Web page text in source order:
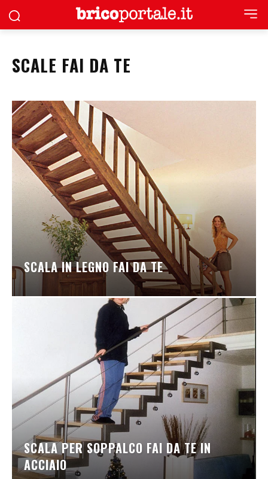
SCALE FAI DA TE
SCALA IN LEGNO FAI DA TE
SCALA PER SOPPALCO FAI DA TE IN
ACCIAIO